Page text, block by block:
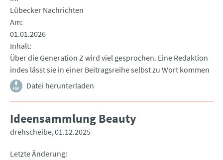
Lübecker Nachrichten
Am
01.01.2026
Inhalt
Über die Generation Z wird viel gesprochen. Eine Redaktion
indes lässt sie in einer Beitragsreihe selbst zu Wort kommen
Datei herunterladen
Ideensammlung Beauty
drehscheibe 01.12.2025
Letzte Änderung